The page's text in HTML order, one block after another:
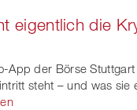
Xing
eigentlich die
App der Börse
steht – und was sie